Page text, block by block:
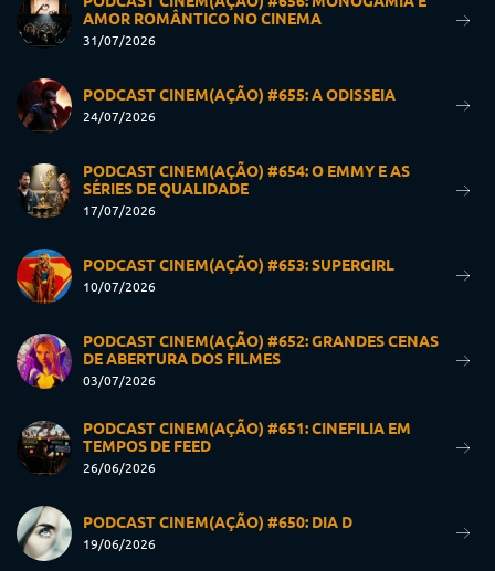
AMOR ROMÂNTICO NO CINEMA
31/07/2026
PODCAST CINEM(AÇÃO) #655: A ODISSEIA
24/07/2026
PODCAST CINEM(AÇÃO) #654: O EMMY E AS
SÉRIES DE QUALIDADE
17/07/2026
PODCAST CINEM(AÇÃO) #653: SUPERGIRL
10/07/2026
PODCAST CINEM(AÇÃO) #652: GRANDES CENAS
DE ABERTURA DOS FILMES
03/07/2026
PODCAST CINEM(AÇÃO) #651: CINEFILIA EM
TEMPOS DE FEED
26/06/2026
PODCAST CINEM(AÇÃO) #650: DIA D
19/06/2026